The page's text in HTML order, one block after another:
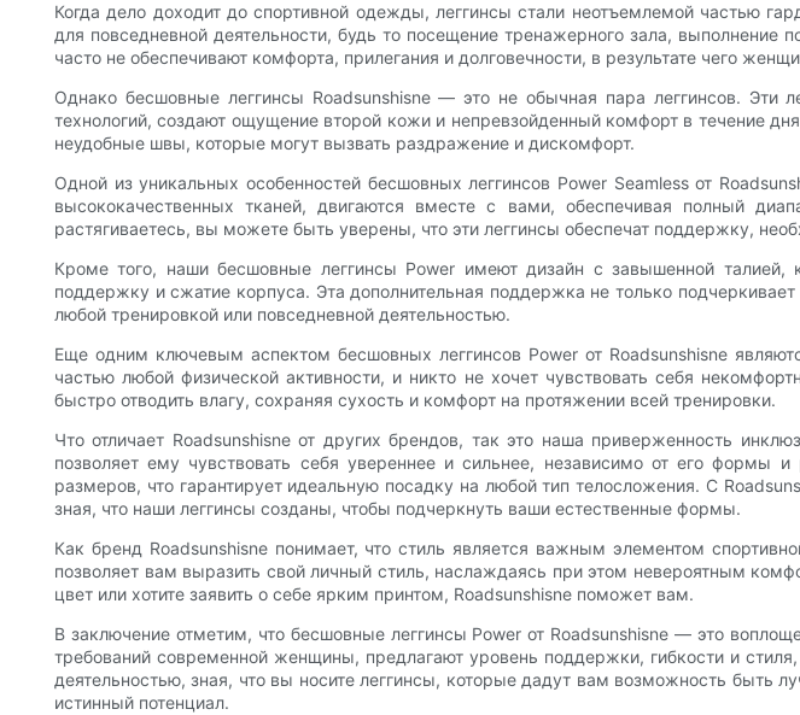
Когда дело доходит до спортивной одежды, леггинсы стали неотъемлемой частью
для повседневной деятельности, будь то посещение тренажерного зала,
часто не обеспечивают комфорта, прилегания и долговечности, в результате чего
Однако бесшовные леггинсы Roadsunshisne — это не обычная пара леггинсов.
технологий, создают ощущение второй кожи и непревзойденный комфорт в течение
неудобные швы, которые могут вызвать раздражение и дискомфорт.
Одной из уникальных особенностей бесшовных леггинсов Power Seamless от
высококачественных тканей, двигаются вместе с вами, обеспечивая полный
растягиваетесь, вы можете быть уверены, что эти леггинсы обеспечат поддержку,
Кроме того, наши бесшовные леггинсы Power имеют дизайн с завышенной талией,
поддержку и сжатие корпуса. Эта дополнительная поддержка не только
любой тренировкой или повседневной деятельностью.
Еще одним ключевым аспектом бесшовных леггинсов Power от Roadsunshisne
частью любой физической активности, и никто не хочет чувствовать себя
быстро отводить влагу, сохраняя сухость и комфорт на протяжении всей тренировки.
Что отличает Roadsunshisne от других брендов, так это наша приверженность
позволяет ему чувствовать себя увереннее и сильнее, независимо от его
размеров, что гарантирует идеальную посадку на любой тип телосложения. С
зная, что наши леггинсы созданы, чтобы подчеркнуть ваши естественные формы.
Как бренд Roadsunshisne понимает, что стиль является важным элементом
позволяет вам выразить свой личный стиль, наслаждаясь при этом невероятным
цвет или хотите заявить о себе ярким принтом, Roadsunshisne поможет вам.
В заключение отметим, что бесшовные леггинсы Power от Roadsunshisne — это
требований современной женщины, предлагают уровень поддержки, гибкости и
деятельностью, зная, что вы носите леггинсы, которые дадут вам возможность быть
истинный потенциал.